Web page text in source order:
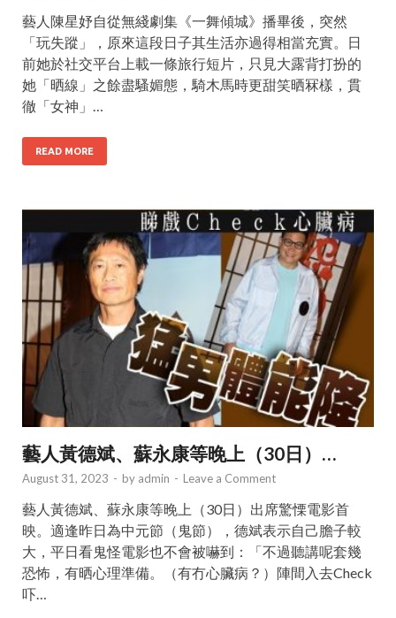
藝人陳星妤自從無綫劇集《一舞傾城》播畢後，突然
「玩失蹤」，原來這段日子其生活亦過得相當充實。日
前她於社交平台上載一條旅行短片，只見大露背打扮的
她「晒線」之餘盡騷媚態，騎木馬時更甜笑晒冧樣，貫
徹「女神」…
READ MORE
藝人黃德斌、蘇永康等晚上（30日）…
August 31, 2023 - by admin - Leave a Comment
藝人黃德斌、蘇永康等晚上（30日）出席驚慄電影首
映。適逢昨日為中元節（鬼節），德斌表示自己膽子較
大，平日看鬼怪電影也不會被嚇到：「不過聽講呢套幾
恐怖，有晒心理準備。（有冇心臟病？）陣間入去Check
吓…